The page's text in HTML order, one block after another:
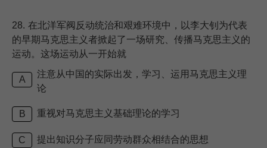
28. 在北洋军阀反动统治和艰难环境中，以李大钊为代表
的早期马克思主义者掀起了一场研究、传播马克思主义的
运动。这场运动从一开始就
A
注意从中国的实际出发，学习、运用马克思主义理
论
B 重视对马克思主义基础理论的学习
C 提出知识分子应同劳动群众相结合的思想